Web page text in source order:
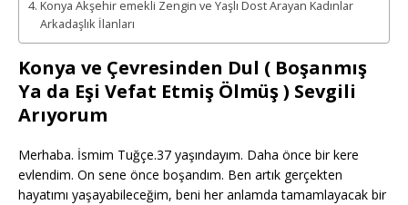
Konya Akşehir emekli Zengin ve Yaşlı Dost Arayan Kadınlar
Arkadaşlık İlanları
Konya ve Çevresinden Dul ( Boşanmış
Ya da Eşi Vefat Etmiş Ölmüş ) Sevgili
Arıyorum
Merhaba. İsmim Tuğçe.37 yaşındayım. Daha önce bir kere
evlendim. On sene önce boşandım. Ben artık gerçekten
hayatımı yaşayabileceğim, beni her anlamda tamamlayacak bir